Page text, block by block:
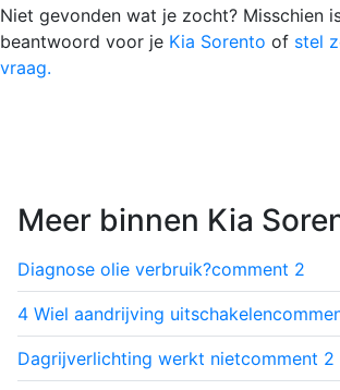
Niet gevonden wat je zocht? Misschien
beantwoord voor je Kia Sorento of stel
vraag.
Meer binnen Kia
Diagnose olie verbruik?comment 2
4 Wiel aandrijving uitschakelen
Dagrijverlichting werkt nietcomment 2